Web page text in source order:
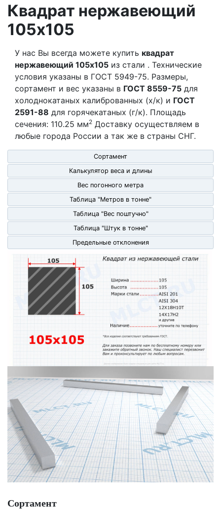
Квадрат нержавеющий
105х105
У нас Вы всегда можете купить квадрат
нержавеющий 105х105 из стали . Технические
условия указаны в ГОСТ 5949-75. Размеры,
сортамент и вес указаны в ГОСТ 8559-75 для
холоднокатаных калиброванных (х/к) и ГОСТ
2591-88 для горячекатаных (г/к). Площадь
сечения: 110.25 мм2 Доставку осуществляем в
любые города России а так же в страны СНГ.
Сортамент
Калькулятор веса и длины
Вес погонного метра
Таблица "Метров в тонне"
Таблица "Вес поштучно"
Таблица "Штук в тонне"
Предельные отклонения
Сортамент